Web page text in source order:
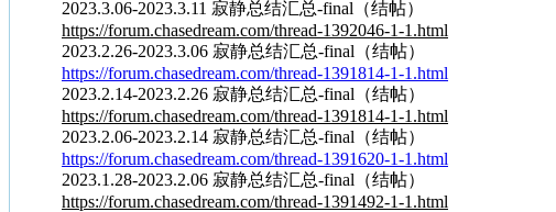
2023.3.06-2023.3.11 寂静总结汇总-final（结帖）
https://forum.chasedream.com/thread-1392046-1-1.html
2023.2.26-2023.3.06 寂静总结汇总-final（结帖）
https://forum.chasedream.com/thread-1391814-1-1.html
2023.2.14-2023.2.26 寂静总结汇总-final（结帖）
https://forum.chasedream.com/thread-1391814-1-1.html
2023.2.06-2023.2.14 寂静总结汇总-final（结帖）
https://forum.chasedream.com/thread-1391620-1-1.html
2023.1.28-2023.2.06 寂静总结汇总-final（结帖）
https://forum.chasedream.com/thread-1391492-1-1.html